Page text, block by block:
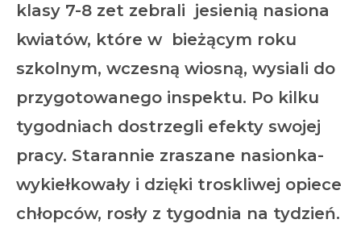
klasy 7-8 zet zebrali jesienią nasiona
kwiatów, które w bieżącym roku
szkolnym, wczesną wiosną, wysiali do
przygotowanego inspektu. Po kilku
tygodniach dostrzegli efekty swojej
pracy. Starannie zraszane nasionka-
wykiełkowały i dzięki troskliwej opiece
chłopców, rosły z tygodnia na tydzień.